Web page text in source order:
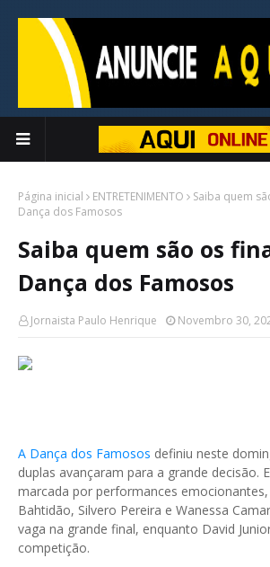
Página inicial ENTRETENIMENTO
Saiba quem
Dança dos Famosos
Saiba quem são os
Dança dos Famosos
Jornaista Paulo Henrique Novembro 30,
A Dança dos Famosos definiu neste
duplas avançaram para a grande decisão.
marcada por performances
Bahtidão, Silvero Pereira e Wanessa
vaga na grande final, enquanto David
competição.